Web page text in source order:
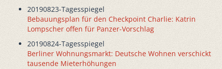
20190823-Tagesspiegel
Bebauungsplan für den Checkpoint Charlie: Katrin
Lompscher offen für Panzer-Vorschlag
20190824-Tagesspiegel
Berliner Wohnungsmarkt: Deutsche Wohnen verschickt
tausende Mieterhöhungen